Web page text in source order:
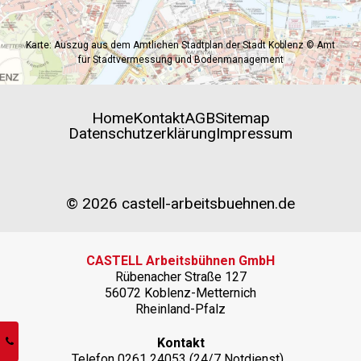
Karte: Auszug aus dem Amtlichen Stadtplan der Stadt Koblenz © Amt
für Stadtvermessung und Bodenmanagement
HomeKontaktAGBSitemap
DatenschutzerklärungImpressum
© 2026 castell-arbeitsbuehnen.de
CASTELL Arbeitsbühnen GmbH
Rübenacher Straße 127
56072 Koblenz-Metternich
Rheinland-Pfalz
Kontakt